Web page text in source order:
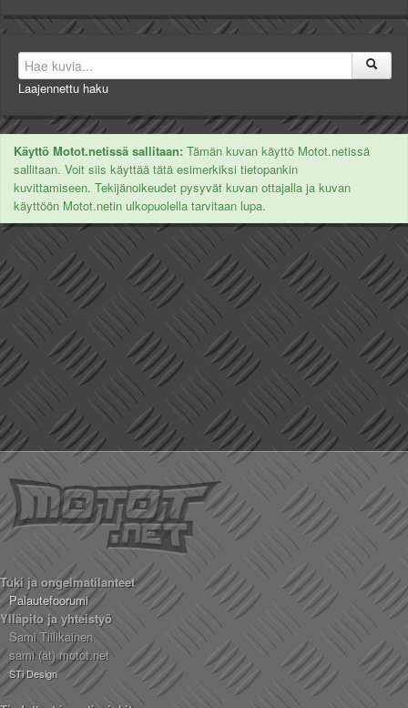
Laajennettu haku
Käyttö Motot.netissä sallitaan: Tämän kuvan käyttö Motot.netissä
sallitaan. Voit siis käyttää tätä esimerkiksi tietopankin
kuvittamiseen. Tekijänoikeudet pysyvät kuvan ottajalla ja kuvan
käyttöön Motot.netin ulkopuolella tarvitaan lupa.
Tuki ja ongelmatilanteet
Palautefoorumi
Ylläpito ja yhteistyö
Sami Tiilikainen
sami (ät) motot.net
STi Design